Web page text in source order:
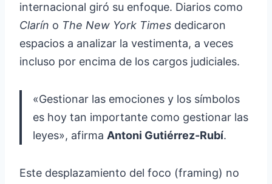
internacional giró su enfoque. Diarios como
Clarín o The New York Times dedicaron
espacios a analizar la vestimenta, a veces
incluso por encima de los cargos judiciales.
«Gestionar las emociones y los símbolos
es hoy tan importante como gestionar las
leyes», afirma Antoni Gutiérrez-Rubí.
Este desplazamiento del foco (framing) no